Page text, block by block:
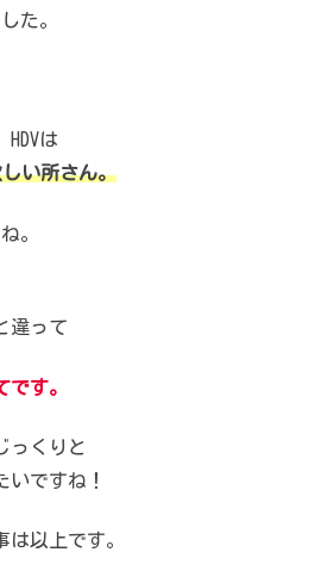
た。
は
い所さん。
。
違って
す。
っくりと
いですね！
以上です。